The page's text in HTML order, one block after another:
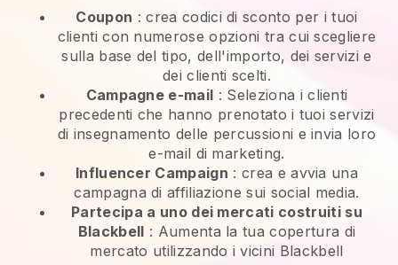
Coupon : crea codici di sconto per i tuoi
clienti con numerose opzioni tra cui scegliere
sulla base del tipo, dell'importo, dei servizi e
dei clienti scelti.
Campagne e-mail : Seleziona i clienti
precedenti che hanno prenotato i tuoi servizi
di insegnamento delle percussioni e invia loro
e-mail di marketing.
Influencer Campaign : crea e avvia una
campagna di affiliazione sui social media.
Partecipa a uno dei mercati costruiti su
Blackbell : Aumenta la tua copertura di
mercato utilizzando i vicini Blackbell